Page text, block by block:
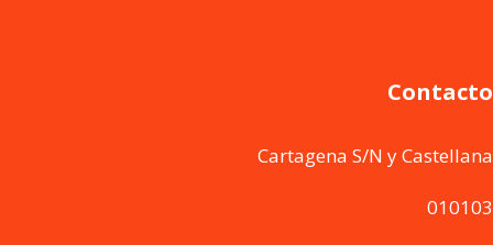
Contacto
Cartagena S/N y Castellana
010103